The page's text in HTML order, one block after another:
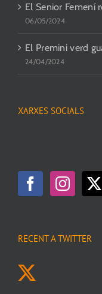
El Senior Femení
06/05/2024
El Premini verd
24/04/2024
XARXES SOCIALS
RECENT A TWITTER